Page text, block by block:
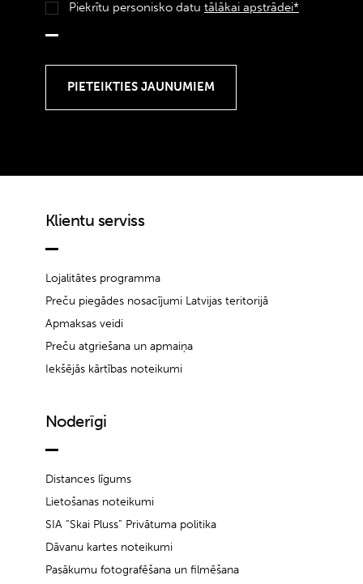
Piekrītu personisko datu tālākai apstrādei*
Klientu serviss
Lojalitātes programma
Preču piegādes nosacījumi Latvijas teritorijā
Apmaksas veidi
Preču atgriešana un apmaiņa
Iekšējās kārtības noteikumi
Noderīgi
Distances līgums
Lietošanas noteikumi
SIA “Skai Pluss” Privātuma politika
Dāvanu kartes noteikumi
Pasākumu fotografēšana un filmēšana